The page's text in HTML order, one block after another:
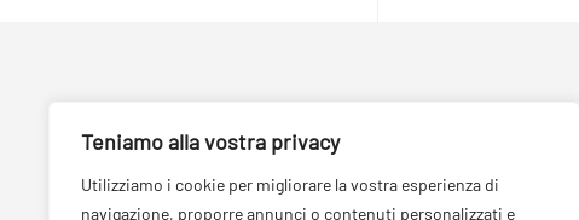
Teniamo alla vostra privacy
Utilizziamo i cookie per migliorare la vostra esperienza di
navigazione, proporre annunci o contenuti personalizzati e